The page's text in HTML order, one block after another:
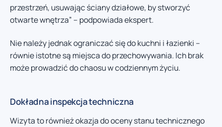
przestrzeń, usuwając ściany działowe, by stworzyć
otwarte wnętrza” – podpowiada ekspert.
Nie należy jednak ograniczać się do kuchni i łazienki –
równie istotne są miejsca do przechowywania. Ich brak
może prowadzić do chaosu w codziennym życiu.
Dokładna inspekcja techniczna
Wizyta to również okazja do oceny stanu technicznego